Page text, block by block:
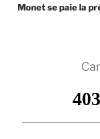
suivant
Monet se paie la